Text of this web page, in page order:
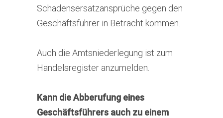
Schadensersatzansprüche gegen den
Geschäftsführer in Betracht kommen.
Auch die Amtsniederlegung ist zum
Handelsregister anzumelden.
Kann die Abberufung eines
Geschäftsführers auch zu einem